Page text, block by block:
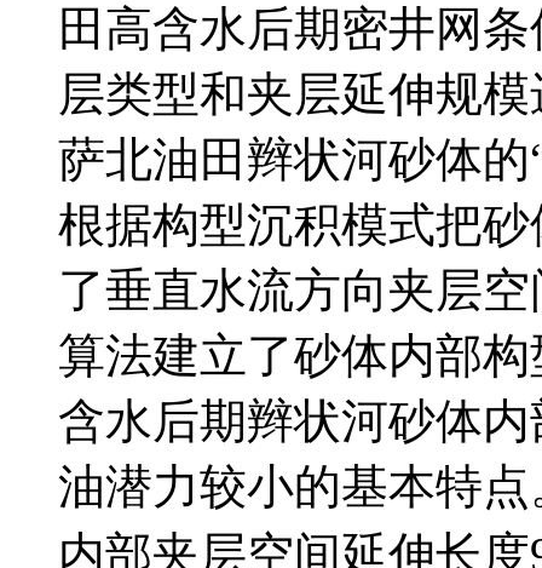
田高含水后期密井网
层类型和夹层延伸规
萨北油田辫状河砂体
根据构型沉积模式把
了垂直水流方向夹层
算法建立了砂体内部
含水后期辫状河砂体
油潜力较小的基本特
内部夹层空间延伸长